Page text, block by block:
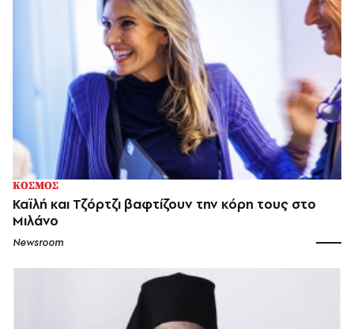
ΚΟΣΜΟΣ
Καϊλή και Τζόρτζι βαφτίζουν την κόρη τους στο
Μιλάνο
Newsroom